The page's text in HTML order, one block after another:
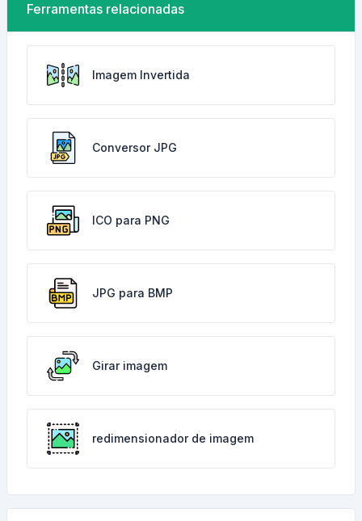
Ferramentas relacionadas
Imagem Invertida
Conversor JPG
ICO para PNG
JPG para BMP
Girar imagem
redimensionador de imagem